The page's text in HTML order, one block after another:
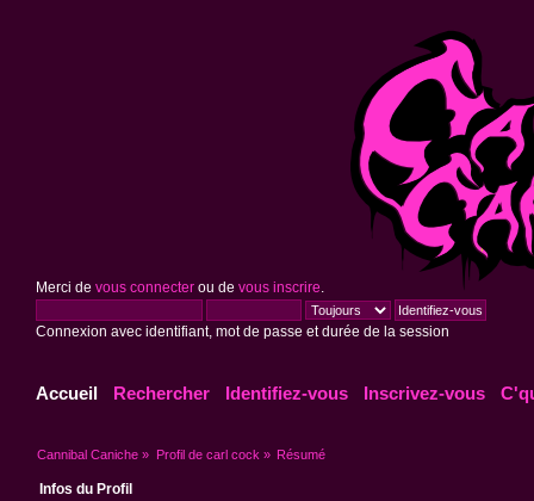
Merci de vous connecterou de vous inscrire
Connexion avec identifiant, mot de passe et durée de la session
Accueil Rechercher Identifiez-vous Inscrivez-vous
Cannibal Caniche » Profil de carl cock » Résumé
Infos du Profil